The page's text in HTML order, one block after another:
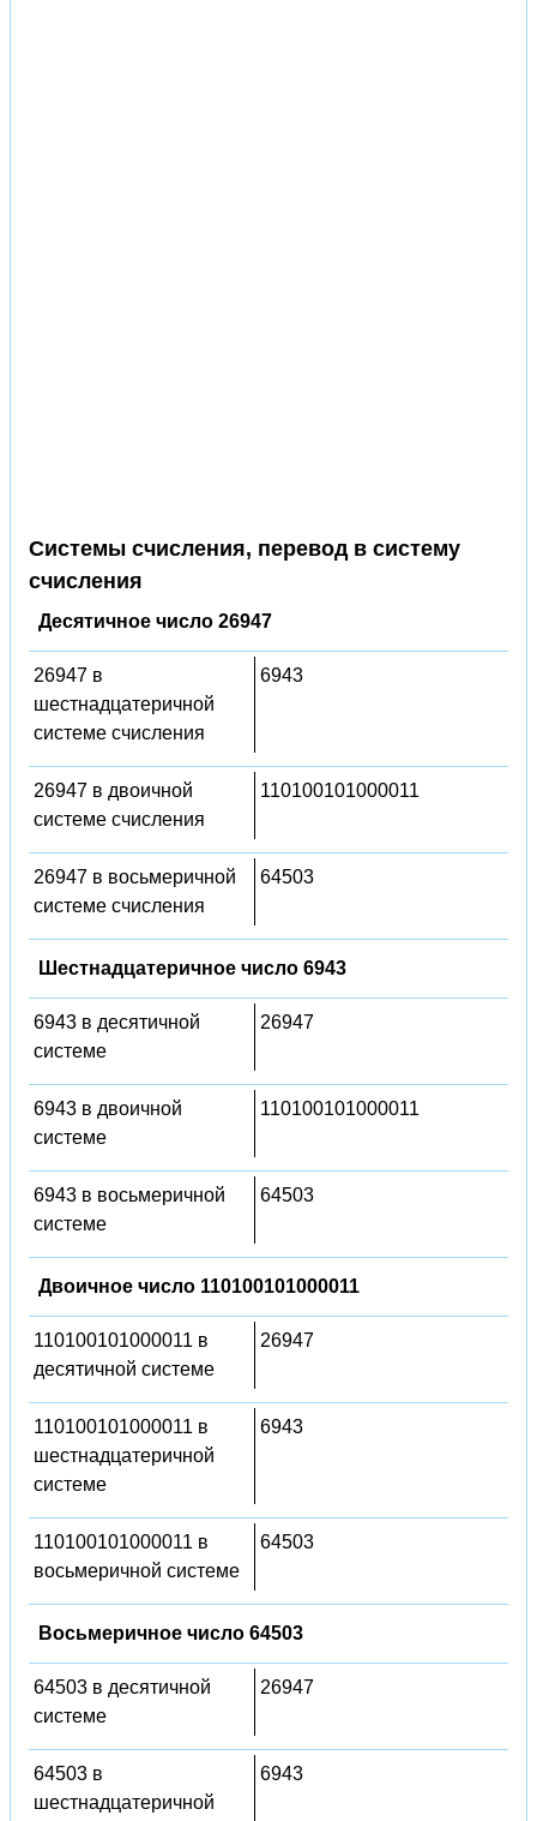
Системы счисления, перевод в систему
счисления
Десятичное число 26947
26947 в
шестнадцатеричной
системе счисления
6943
26947 в двоичной
системе счисления
110100101000011
26947 в восьмеричной
системе счисления
64503
Шестнадцатеричное число 6943
6943 в десятичной
системе
26947
6943 в двоичной
системе
110100101000011
6943 в восьмеричной
системе
64503
Двоичное число 110100101000011
110100101000011 в
десятичной системе
26947
110100101000011 в
шестнадцатеричной
системе
6943
110100101000011 в
восьмеричной системе
64503
Восьмеричное число 64503
64503 в десятичной
системе
26947
64503 в
шестнадцатеричной
6943